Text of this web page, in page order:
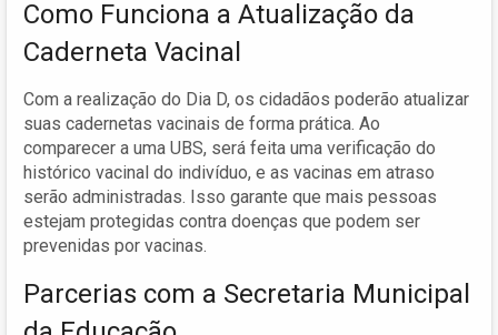
Como Funciona a Atualização da
Caderneta Vacinal
Com a realização do Dia D, os cidadãos poderão atualizar
suas cadernetas vacinais de forma prática. Ao
comparecer a uma UBS, será feita uma verificação do
histórico vacinal do indivíduo, e as vacinas em atraso
serão administradas. Isso garante que mais pessoas
estejam protegidas contra doenças que podem ser
prevenidas por vacinas.
Parcerias com a Secretaria Municipal